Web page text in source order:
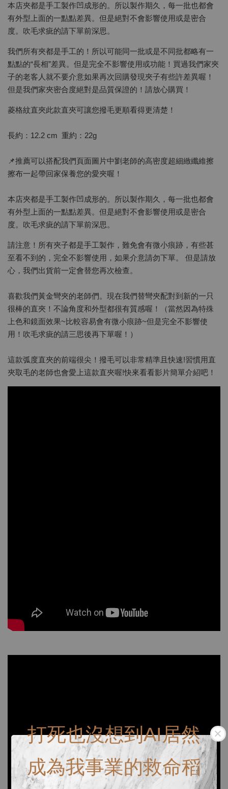
打死也沒想到AI居然
成為我事業的救命稻
本店夾都是手工製作凹成形的。所以製作期久，每一批也都會
有外型上面的一點點差異。但是絕對不會影響使用或是密合
度。吹毛求疵的請下單前深思。
我們所有夾都是手工的！所以可能同一批或是不同批都略有一
點點的“長相”差異。但是完全不影響使用或功能！買過我們家夾
子的老客人就不要介意如果再次回購發現夾子有些許差異喔！
但是我們家夾密合度絕對是品質保證的！請放心購買！
菱格紋直夾此款直夾可讓您撥毛更順看得更清楚！
長約：12.2 cm 重約：22g
📌推薦可以搭配我們頁面圖片中劉老師的高密度超細緻纖維擦
擦布一起帶回家保養您的愛夾喔！
本店夾都是手工製作凹成形的。所以製作期久，每一批也都會
有外型上面的一點點差異。但是絕對不會影響使用或是密合
度。吹毛求疵的請下單前深思。
請注意！所有夾子都是手工製作，難免會有微小痕跡，有些甚
至看不到的，完全不影響使用，如果介意請勿下單。 但是請放
心，我們出貨前一定會替您再次檢查。
喜歡我們黃金彎夾的老師們。現在我們替彎夾配對到新的一只
很棒的直夾！不論角度和外型都很有質感喔！（當然因為特殊
上色和鏡面效果~比較容易會有微小痕跡~但是完全不影響使
用！吹毛求疵的請三思後再下單喔！）
這款弧度直夾的前端很尖！撥毛可以非常精準且快速!習慣用直
夾取毛的老師也會愛上這款直夾喔!快來看看影片簡單介紹吧！